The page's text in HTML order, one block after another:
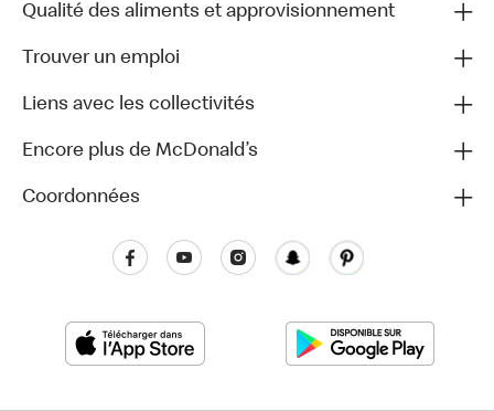
Qualité des aliments et approvisionnement
Trouver un emploi
Liens avec les collectivités
Encore plus de McDonald’s
Coordonnées